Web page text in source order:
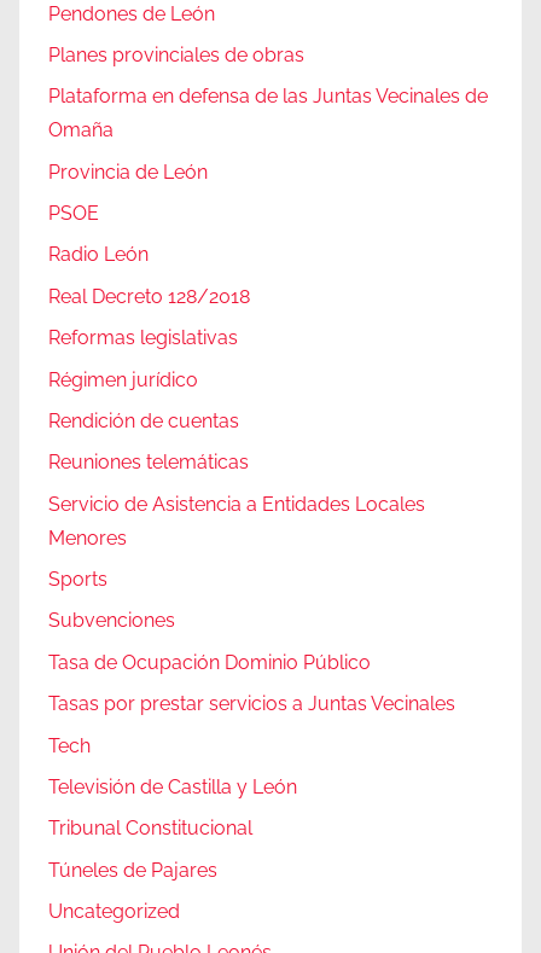
Pendones de León
Planes provinciales de obras
Plataforma en defensa de las Juntas Vecinales de
Omaña
Provincia de León
PSOE
Radio León
Real Decreto 128/2018
Reformas legislativas
Régimen jurídico
Rendición de cuentas
Reuniones telemáticas
Servicio de Asistencia a Entidades Locales
Menores
Sports
Subvenciones
Tasa de Ocupación Dominio Público
Tasas por prestar servicios a Juntas Vecinales
Tech
Televisión de Castilla y León
Tribunal Constitucional
Túneles de Pajares
Uncategorized